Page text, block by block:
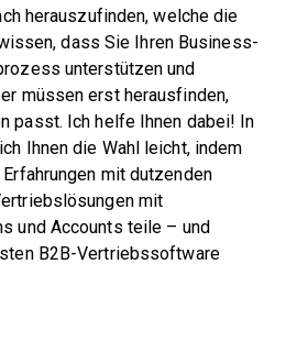
herauszufinden, welche die
dass Sie Ihren Business-
unterstützen und
müssen erst herausfinden,
passt. Ich helfe Ihnen dabei! In
Ihnen die Wahl leicht, indem
mit dutzenden
mit
und Accounts teile – und
B2B-Vertriebssoftware